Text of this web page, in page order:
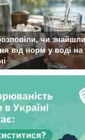
чи знайшли
від норм у воді на